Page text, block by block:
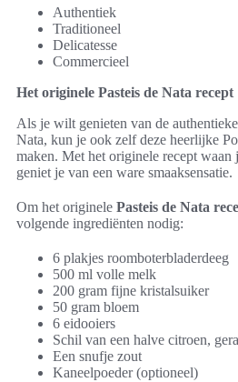
Authentiek
Traditioneel
Delicatesse
Commercieel
Het originele Pasteis de Nata recept
Als je wilt genieten van de
Nata, kun je ook zelf deze heerlijke
maken. Met het originele recept waan
geniet je van een ware smaaksensatie.
Om het originele Pasteis de Nata
volgende ingrediënten nodig:
6 plakjes roomboterbladerdeeg
500 ml volle melk
200 gram fijne kristalsuiker
50 gram bloem
6 eidooiers
Schil van een halve citroen,
Een snufje zout
Kaneelpoeder (optioneel)